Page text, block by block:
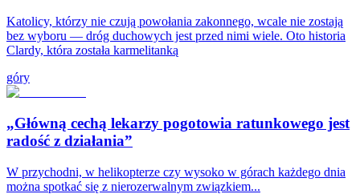
Katolicy, którzy nie czują powołania zakonnego, wcale nie zostają
bez wyboru — dróg duchowych jest przed nimi wiele. Oto historia
Clardy, która została karmelitanką
góry
„Główną cechą lekarzy pogotowia ratunkowego jest
radość z działania”
W przychodni, w helikopterze czy wysoko w górach każdego dnia
można spotkać się z nierozerwalnym związkiem...